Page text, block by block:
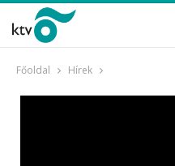
Főoldal Hírek